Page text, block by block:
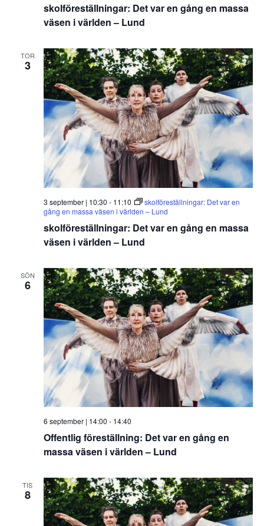
skolföreställningar: Det var en gång en massa
väsen i världen – Lund
TOR
3
skolföreställningar: Det var en gång en massa
väsen i världen – Lund
3 september | 10:30 - 11:10
skolföreställningar: Det var en
gång en massa väsen i världen – Lund
SÖN
6
Offentlig föreställning: Det var en gång en
massa väsen i världen – Lund
6 september | 14:00 - 14:40
TIS
8